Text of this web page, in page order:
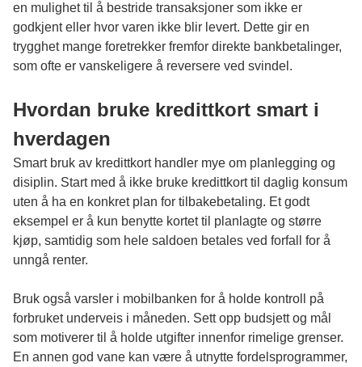
en mulighet til å bestride transaksjoner som ikke er
godkjent eller hvor varen ikke blir levert. Dette gir en
trygghet mange foretrekker fremfor direkte bankbetalinger,
som ofte er vanskeligere å reversere ved svindel.
Hvordan bruke kredittkort smart i
hverdagen
Smart bruk av kredittkort handler mye om planlegging og
disiplin. Start med å ikke bruke kredittkort til daglig konsum
uten å ha en konkret plan for tilbakebetaling. Et godt
eksempel er å kun benytte kortet til planlagte og større
kjøp, samtidig som hele saldoen betales ved forfall for å
unngå renter.
Bruk også varsler i mobilbanken for å holde kontroll på
forbruket underveis i måneden. Sett opp budsjett og mål
som motiverer til å holde utgifter innenfor rimelige grenser.
En annen god vane kan være å utnytte fordelsprogrammer,